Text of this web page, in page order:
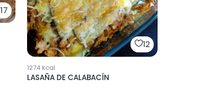
17
12
1274 kcal
LASAÑA DE CALABACÍN